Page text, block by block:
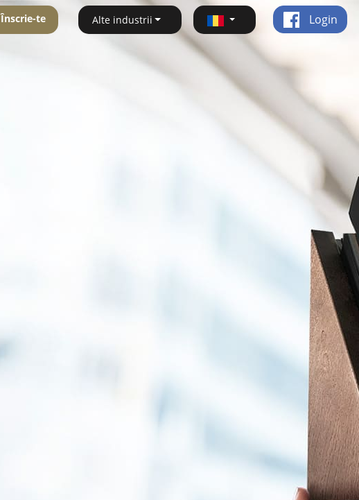
Înscrie-te Alte industrii Login